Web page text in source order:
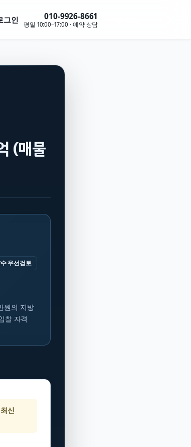
그인 010-9926-8661
평일 10:00–17:00 · 예약 상담
(매물
우선검토
원의 지방
찰 자격
최신